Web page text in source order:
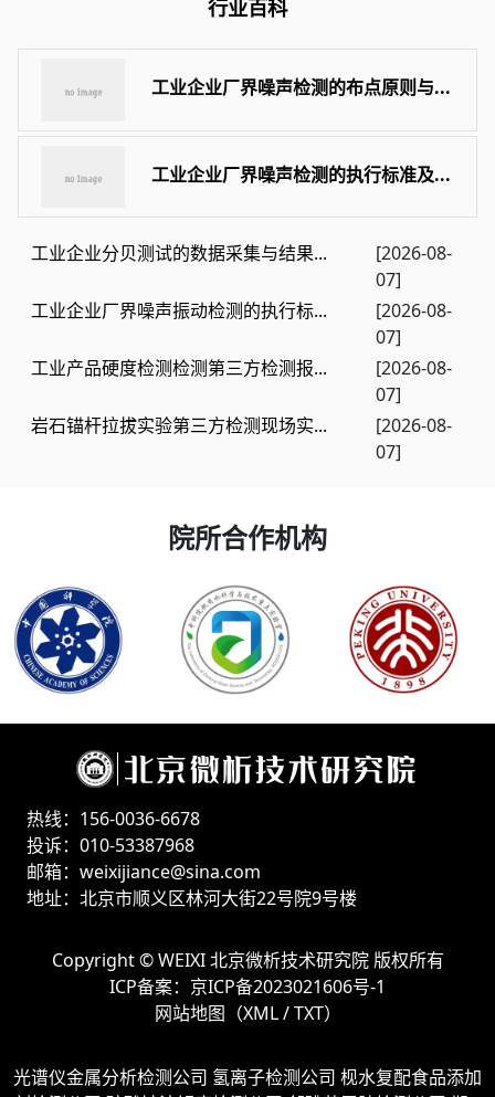
行业百科
工业企业厂界噪声检测的布点原则与...
工业企业厂界噪声检测的执行标准及...
工业企业分贝测试的数据采集与结果...
[2026-08-
07]
工业企业厂界噪声振动检测的执行标...
[2026-08-
07]
工业产品硬度检测检测第三方检测报...
[2026-08-
07]
岩石锚杆拉拔实验第三方检测现场实...
[2026-08-
07]
院所合作机构
热线：156-0036-6678
投诉：010-53387968
邮箱：weixijiance@sina.com
地址：北京市顺义区林河大街22号院9号楼
Copyright ©WEIXI 北京微析技术研究院版权所有
ICP备案： 京ICP备2023021606号-1
网站地图（XML/TXT）
光谱仪金属分析检测公司 氢离子检测公司 枧水复配食品添加